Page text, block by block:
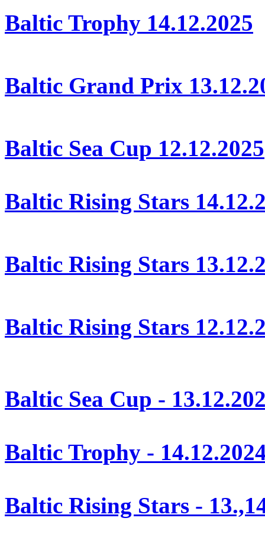
Baltic Trophy 14.12.2025
Baltic Grand Prix
Baltic Sea Cup 12.12.2025
Baltic Rising Stars
Baltic Rising Stars
Baltic Rising Stars
Baltic Sea Cup -
Baltic Trophy -
Baltic Rising Stars -